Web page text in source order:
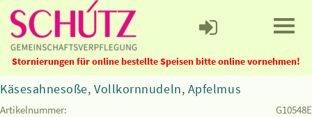
Stornierungen für online bestellte Speisen bitte online vornehmen!
Käsesahnesoße, Vollkornnudeln, Apfelmus
Artikelnummer: G10548E